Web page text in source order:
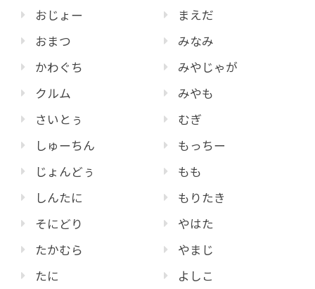
おじょー
おまつ
かわぐち
クルム
さいとぅ
しゅーちん
じょんどぅ
しんたに
そにどり
たかむら
たに
まえだ
みなみ
みやじゃが
みやも
むぎ
もっちー
もも
もりたき
やはた
やまじ
よしこ